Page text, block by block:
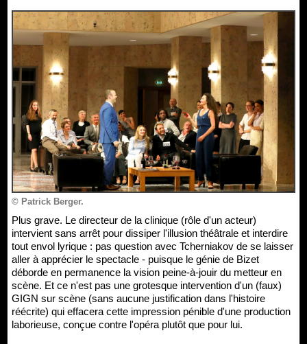
© Patrick Berger.
Plus grave. Le directeur de la clinique (rôle d'un acteur)
intervient sans arrêt pour dissiper l'illusion théâtrale et interdire
tout envol lyrique : pas question avec Tcherniakov de se laisser
aller à apprécier le spectacle - puisque le génie de Bizet
déborde en permanence la vision peine-à-jouir du metteur en
scène. Et ce n'est pas une grotesque intervention d'un (faux)
GIGN sur scène (sans aucune justification dans l'histoire
réécrite) qui effacera cette impression pénible d'une production
laborieuse, conçue contre l'opéra plutôt que pour lui.